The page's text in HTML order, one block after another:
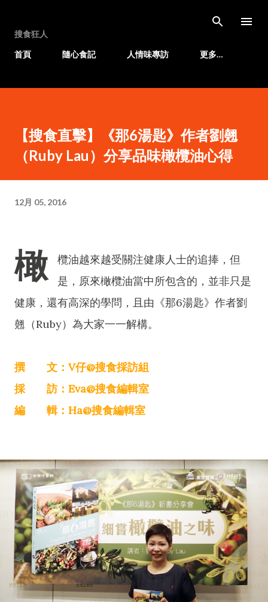
搜食狂人
首頁
隨心食記 人情味專訪 更多…
【搜食直擊】《那6湯匙》作者劉翹
（Ruby Lau）分享品味橄欖油心得
12月 05, 2016
橄
欖油越來越受關注健康人士的追捧，但
是，原來橄欖油當中所包含的，並非只是
健康，還有高深的學問，且由《那6湯匙》作者劉
翹（Ruby）為大家一一解構。
撰 文：V仔@搜食採訪組
採 訪：Eva@搜食編輯室
編 輯：Ha@搜食編輯室